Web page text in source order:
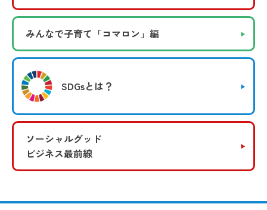
みんなで子育て 「コマロン」編
SDGsとは？
ソーシャルグッド
ビジネス最前線